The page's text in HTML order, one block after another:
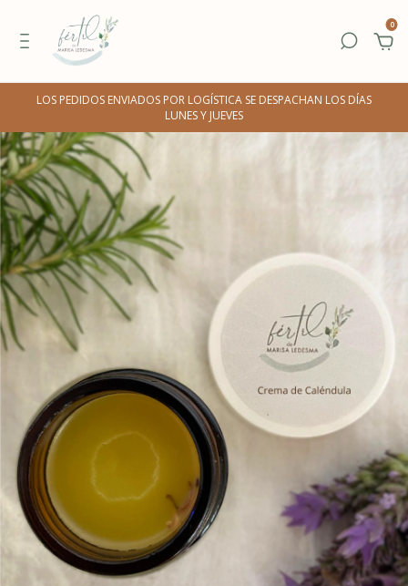
0
LOS PEDIDOS ENVIADOS POR LOGÍSTICA SE DESPACHAN LOS DÍAS
LUNES Y JUEVES